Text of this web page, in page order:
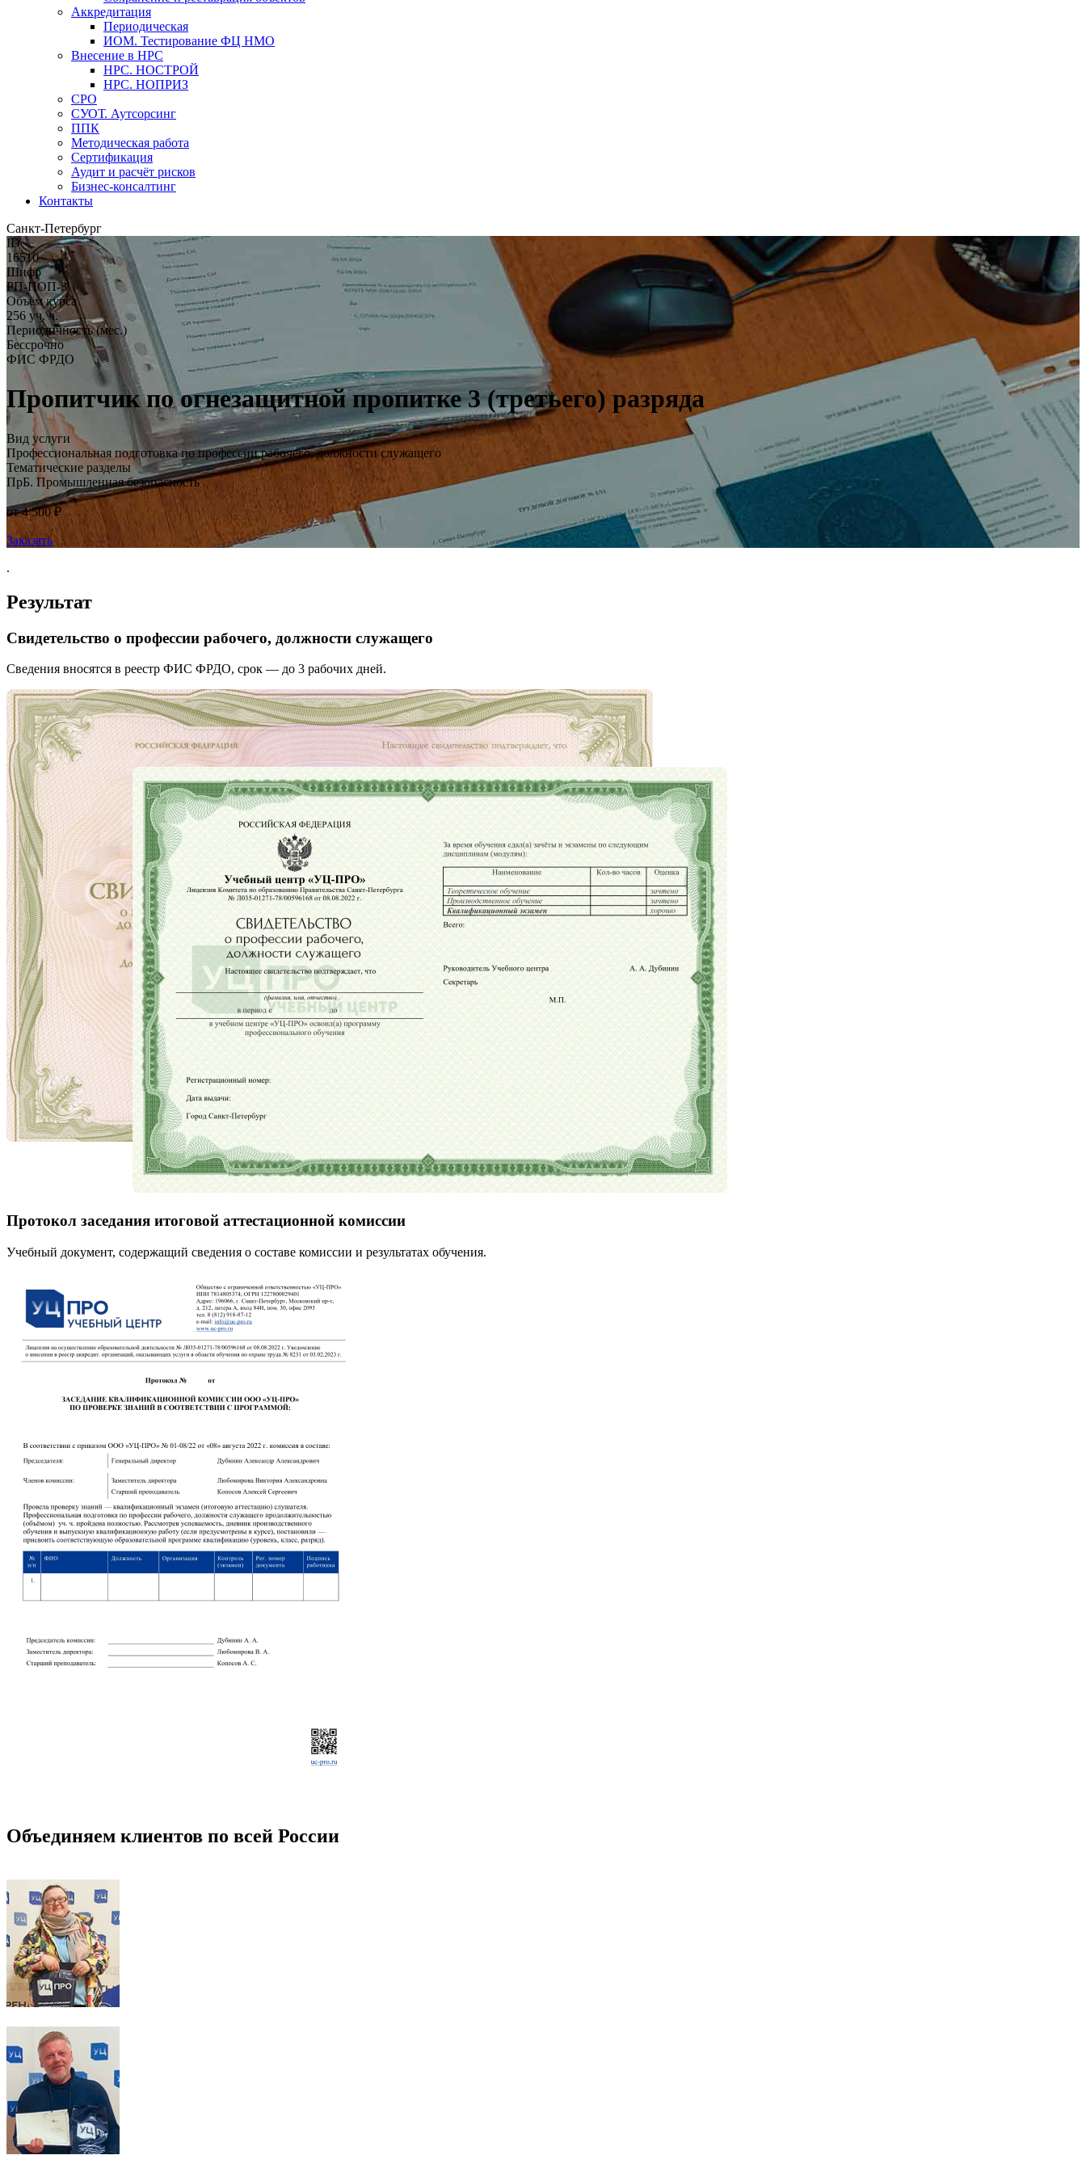
Аккредитация
Периодическая
ИОМ. Тестирование ФЦ НМО
Внесение в НРС
НРС. НОСТРОЙ
НРС. НОПРИЗ
СРО
СУОТ. Аутсорсинг
ППК
Методическая работа
Сертификация
Аудит и расчёт рисков
Бизнес-консалтинг
Контакты
Санкт-Петербург
ID
16510
Шифр
РП-ПОП-3
Объём курса
256 уч. ч.
Периодичность (мес.)
Бессрочно
ФИС ФРДО
Пропитчик по огнезащитной пропитке 3 (третьего) разряда
Вид услуги
Профессиональная подготовка по профессии рабочего, должности служащего
Тематические разделы
ПрБ. Промышленная безопасность
от 4 500 ₽
Заказать
.
Результат
Свидетельство о профессии рабочего, должности служащего
Сведения вносятся в реестр ФИС ФРДО, срок — до 3 рабочих дней.
Протокол заседания итоговой аттестационной комиссии
Учебный документ, содержащий сведения о составе комиссии и результатах обучения.
Объединяем клиентов по всей России